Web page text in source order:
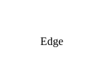
Edge